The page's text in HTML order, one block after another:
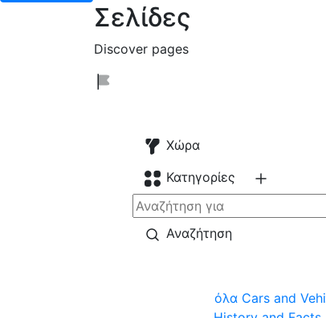
Σελίδες
Discover pages
Χώρα
Κατηγορίες
Αναζήτηση
όλα Cars and